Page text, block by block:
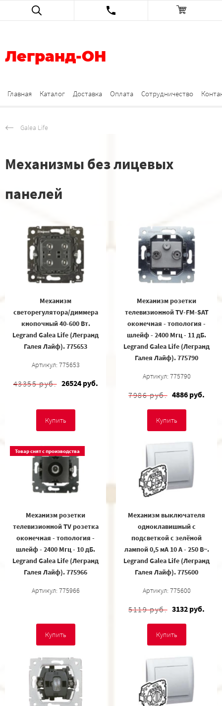
Легранд-ОН
Главная Каталог Доставка Оплата Сотрудничество
Galea Life
Механизмы без лицевых
панелей
Механизм
светорегулятора/диммера
кнопочный 40-600 Вт.
Legrand Galea Life (Легранд
Галея Лайф). 775653
Артикул: 775653
43355 руб. 26524 руб.
Купить
Механизм розетки
телевизионной TV-FM-SAT
оконечная - топология -
шлейф - 2400 Мгц - 11 дБ.
Legrand Galea Life (Легранд
Галея Лайф). 775790
Артикул: 775790
7986 руб. 4886 руб.
Купить
Товар снят с производства
Механизм розетки
телевизионной TV розетка
оконечная - топология -
шлейф - 2400 Мгц - 10 дБ.
Legrand Galea Life (Легранд
Галея Лайф). 775966
Артикул: 775966
Купить
Механизм выключателя
одноклавишный с
подсветкой с зелёной
лампой 0,5 мA 10 A - 250 В~.
Legrand Galea Life (Легранд
Галея Лайф). 775600
Артикул: 775600
5119 руб. 3132 руб.
Купить